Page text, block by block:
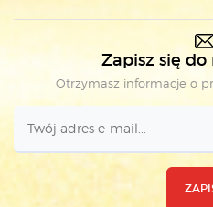
Zapisz się
Otrzymasz informacje o